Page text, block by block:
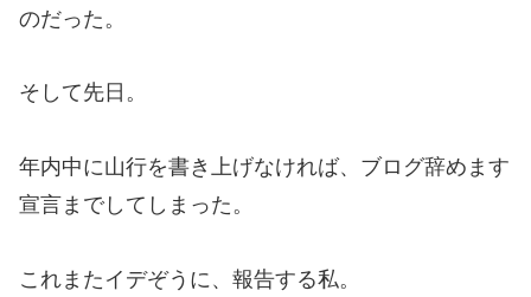
のだった。
そして先日。
年内中に山行を書き上げなければ、ブログ辞めます
宣言までしてしまった。
これまたイデぞうに、報告する私。